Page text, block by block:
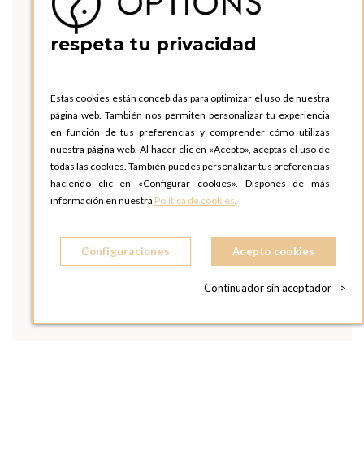
respeta tu privacidad
Estas cookies están concebidas para optimizar el uso de nuestra
página web. También nos permiten personalizar tu experiencia
en función de tus preferencias y comprender cómo utilizas
nuestra página web. Al hacer clic en «Acepto», aceptas el uso de
todas las cookies. También puedes personalizar tus preferencias
haciendo clic en «Configurar cookies». Dispones de más
información en nuestra Política de cookies.
Configuraciones Acepto cookies
Continuador sin aceptador >